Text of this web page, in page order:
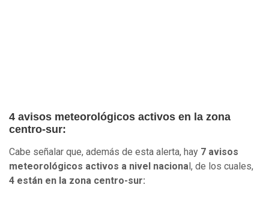
4 avisos meteorológicos activos en la zona
centro-sur:
Cabe señalar que, además de esta alerta, hay 7 avisos
meteorológicos activos a nivel naciona l, de los cuales,
4 están en la zona centro-sur: